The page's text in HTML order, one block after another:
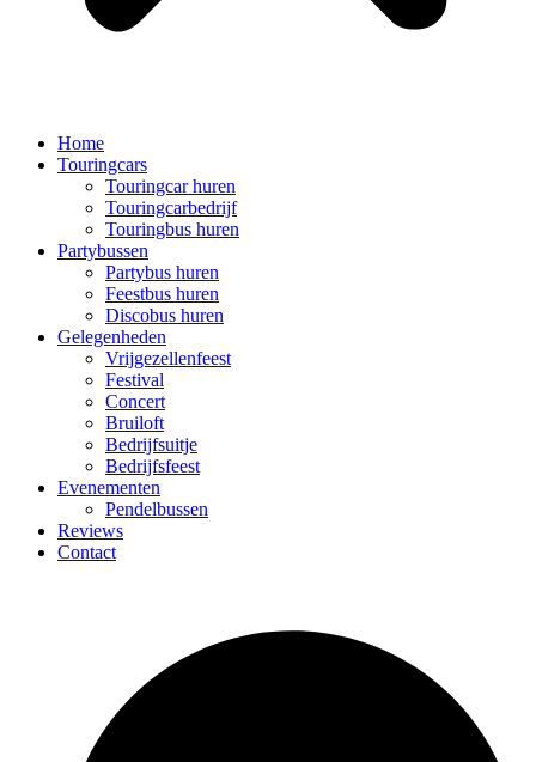
Home
Touringcars
Touringcar huren
Touringcarbedrijf
Touringbus huren
Partybussen
Partybus huren
Feestbus huren
Discobus huren
Gelegenheden
Vrijgezellenfeest
Festival
Concert
Bruiloft
Bedrijfsuitje
Bedrijfsfeest
Evenementen
Pendelbussen
Reviews
Contact